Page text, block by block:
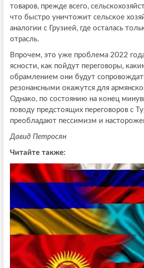
товаров, прежде всего,
что быстро уничтожит сельское
аналогии с Грузией, где осталась
отрасль.
Впрочем, это уже проблема 2022
ясности, как пойдут переговоры,
обрамлением они будут
резонансными окажутся для
Однако, по состоянию на конец
поводу предстоящих переговоров с
преобладают пессимизм и
Давид Петросян
Читайте также: